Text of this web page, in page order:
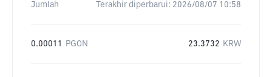
Jumlah Terakhir diperbarui: 2026/08/07 10:58
0.00011 PGON 23.3732 KRW